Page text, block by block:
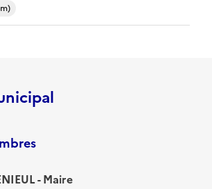
- Maire